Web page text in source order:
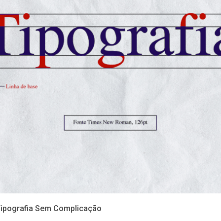
Sem Complicação